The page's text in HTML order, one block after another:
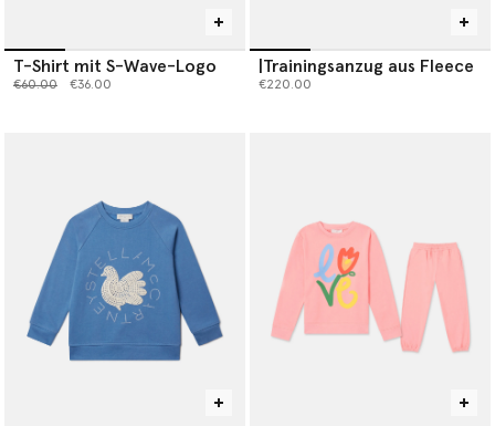
T-Shirt mit S-Wave-Logo
Preis reduziert von
€60.00bis€36.00
|Trainingsanzug aus Fleece
€220.00